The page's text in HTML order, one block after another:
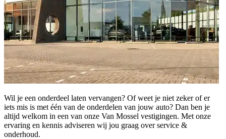
Wil je een onderdeel laten vervangen? Of weet je niet zeker of er
iets mis is met één van de onderdelen van jouw auto? Dan ben je
altijd welkom in een van onze Van Mossel vestigingen. Met onze
ervaring en kennis adviseren wij jou graag over service &
onderhoud.